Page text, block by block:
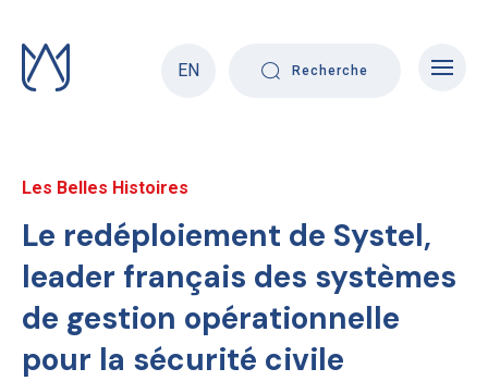
content
EN
Recherche
Les Belles Histoires
Le redéploiement de Systel,
leader français des systèmes
de gestion opérationnelle
pour la sécurité civile